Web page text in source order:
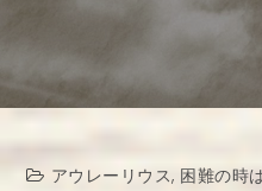
アウレーリウス, 困難の時